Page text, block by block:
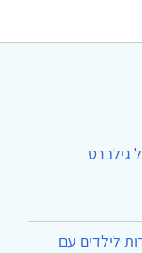
גילברט
לילדים עם